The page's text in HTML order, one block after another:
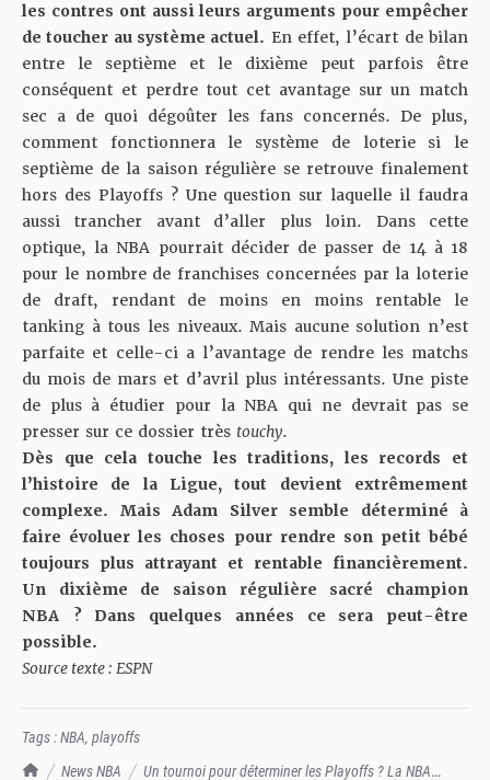
TrashTalk Actu NBA
News NBA Un tournoi pour déterminer les Playoffs ? La NBA
les contres ont aussi leurs arguments pour empêcher
de toucher au système actuel. En effet, l’écart de bilan
entre le septième et le dixième peut parfois être
conséquent et perdre tout cet avantage sur un match
sec a de quoi dégoûter les fans concernés. De plus,
comment fonctionnera le système de loterie si le
septième de la saison régulière se retrouve finalement
hors des Playoffs ? Une question sur laquelle il faudra
aussi trancher avant d’aller plus loin. Dans cette
optique, la NBA pourrait décider de passer de 14 à 18
pour le nombre de franchises concernées par la loterie
de draft, rendant de moins en moins rentable le
tanking à tous les niveaux. Mais aucune solution n’est
parfaite et celle-ci a l’avantage de rendre les matchs
du mois de mars et d’avril plus intéressants. Une piste
de plus à étudier pour la NBA qui ne devrait pas se
presser sur ce dossier très touchy.
Dès que cela touche les traditions, les records et
l’histoire de la Ligue, tout devient extrêmement
complexe. Mais Adam Silver semble déterminé à
faire évoluer les choses pour rendre son petit bébé
toujours plus attrayant et rentable financièrement.
Un dixième de saison régulière sacré champion
NBA ? Dans quelques années ce sera peut-être
possible.
Source texte : ESPN
Tags :NBA, playoffs